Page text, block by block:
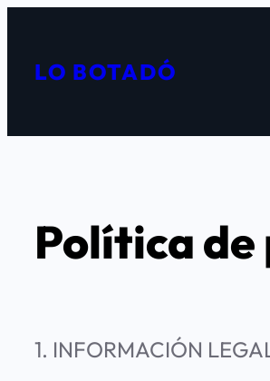
contingut
LO BOTADÓ
Política
1. INFORMACIÓN